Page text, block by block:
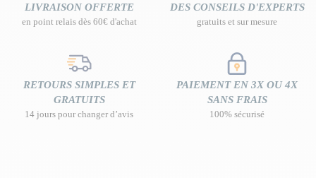
LIVRAISON OFFERTE
en point relais dès 60€ d'achat
DES CONSEILS D'EXPERTS
gratuits et sur mesure
RETOURS SIMPLES ET
GRATUITS
14 jours pour changer d’avis
PAIEMENT EN 3X OU 4X
SANS FRAIS
100% sécurisé